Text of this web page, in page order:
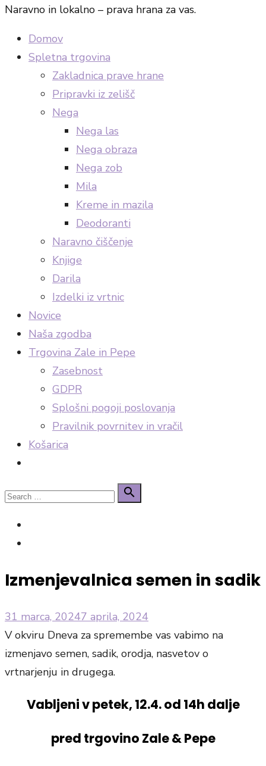
Naravno in lokalno – prava hrana za vas.
Domov
Spletna trgovina
Zakladnica prave hrane
Pripravki iz zelišč
Nega
Nega las
Nega obraza
Nega zob
Mila
Kreme in mazila
Deodoranti
Naravno čiščenje
Knjige
Darila
Izdelki iz vrtnic
Novice
Naša zgodba
Trgovina Zale in Pepe
Zasebnost
GDPR
Splošni pogoji poslovanja
Pravilnik povrnitev in vračil
Košarica
Search

Search
Izmenjevalnica semen in sadik
Posted
on
31 marca, 20247 aprila, 2024
V okviru Dneva za spremembe vas vabimo na
izmenjavo semen, sadik, orodja, nasvetov o
vrtnarjenju in drugega.
Vabljeni v petek, 12.4. od 14h dalje
pred trgovino Zale & Pepe